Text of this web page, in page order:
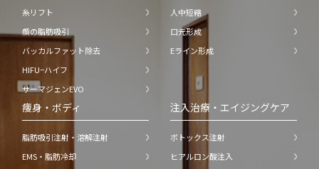
糸リフト
顔の脂肪吸引
バッカルファット除去
HIFU−ハイフ
サーマジェンEVO
人中短縮
口元形成
Eライン形成
痩身・ボディ
脂肪吸引注射・溶解注射
EMS・脂肪冷却
注入治療・エイジングケア
ボトックス注射
ヒアルロン酸注入